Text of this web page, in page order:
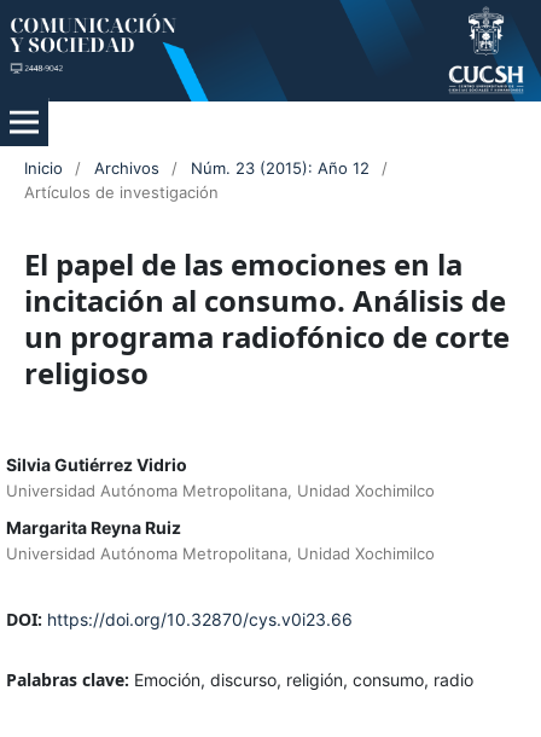
Inicio / Archivos / Núm. 23 (2015): Año 12
/
Artículos de investigación
El papel de las emociones en la
incitación al consumo. Análisis de
un programa radiofónico de corte
religioso
Silvia Gutiérrez Vidrio
Universidad Autónoma Metropolitana, Unidad Xochimilco
Margarita Reyna Ruiz
Universidad Autónoma Metropolitana, Unidad Xochimilco
DOI: https://doi.org/10.32870/cys.v0i23.66
Palabras clave: Emoción, discurso, religión, consumo, radio